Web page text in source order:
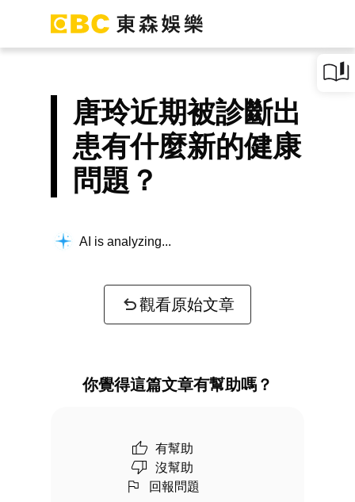
唐玲近期被診斷出
患有什麼新的健康
問題？
AI is analyzing...
觀看原始文章
你覺得這篇文章有幫助嗎？
有幫助
沒幫助
回報問題